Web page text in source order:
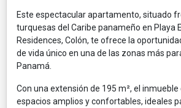
Este espectacular apartamento, situado
turquesas del Caribe panameño en Playa
Residences, Colón, te ofrece la
de vida único en una de las zonas más
Panamá.
Con una extensión de 195 m², el
espacios amplios y confortables, ideales